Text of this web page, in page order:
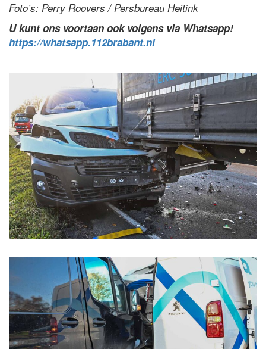
Foto’s: Perry Roovers / Persbureau Heitink
U kunt ons voortaan ook volgens via Whatsapp!
https://whatsapp.112brabant.nl